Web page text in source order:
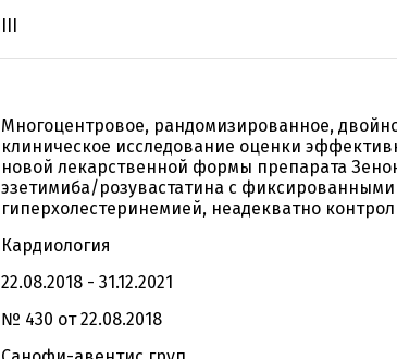
III
Многоцентровое, рандомизированное,
клиническое исследование оценки
новой лекарственной формы препарата
эзетимиба/розувастатина с
гиперхолестеринемией, неадекватно
Кардиология
22.08.2018 - 31.12.2021
№ 430 от 22.08.2018